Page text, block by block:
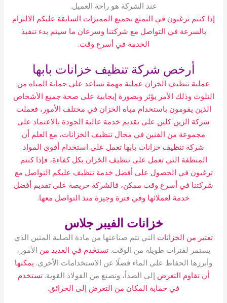
عند الشركة هو راحة العميل.
إذا كنتم ترغبون في التمتع بجميع المميزات السابقة عليكم الالتزام
بالسرعة في التواصل مع شركتنا وسرعان ما سيتم بدء تنفيذ
الخدمة في أسرع وقت.
أرخص شركة تنظيف خزانات بابها
عملية تنظيف الخزان عملية مهمة تساعد على حماية المياه من
التلوث وذلك الأمر يؤثر وبصورة إيجابية على صحة جميع الأشخاص
الذين يقومون باستخدام مياه الخزان في مختلف الأمور، فعملت
شركة الزين كلين على تقديم خدمة عالية الجودة بالاعتماد على
مجموعة من الفنين في مجال تنظيف الخزانات، مع العلم أن
شركة تنظيف خزانات بابها تعمل على استخدام أقوى المواد
المنظفة التي تعمل على تنظيف الخزان بكل كفاءة، فإذا كنتم
ترغبون في الحصول على أفضل خدمة تنظيف عليكم التواصل مع
شركتنا في أسرع وقت ممكن، فالشركة حريصة على تقديم أفضل
خدمة لعملائها وفي فترة وجيزة منذ التواصل معها.
خزانات الفيبر جلاس
تعتبر من الخزانات التي تتم صناعتها من مادة الصلبة المتين الذي
يستمر لفترات طويلة من الوقت. تستخدم في العديد من الأمور،
وأبرزها الحفاظ على الماء فضلًا عن الاستخدامات الأخرى. يمكنها
أن تقاوم التعرض إلى الصدأ، وتصنع من الفولاذ القوية. تستخدم
في حماية المكان من التعرض إلى الحرائق.